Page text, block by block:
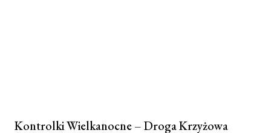
Kontrolki Wielkanocne – Droga Krzyżowa